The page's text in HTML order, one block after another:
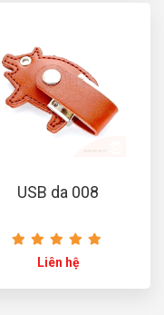
USB da 008
Liên hệ